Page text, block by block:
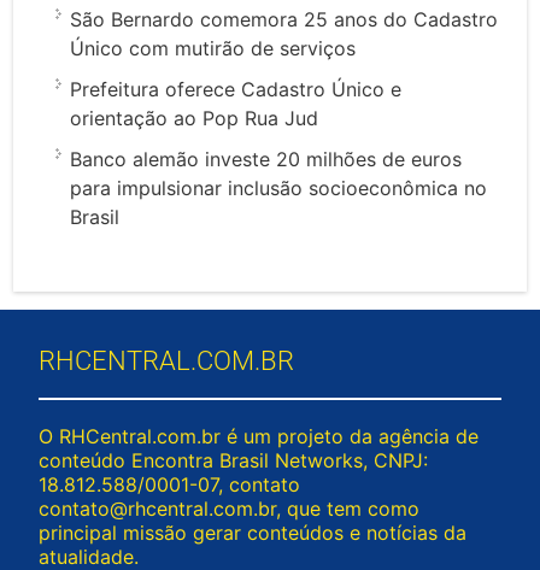
São Bernardo comemora 25 anos do Cadastro
Único com mutirão de serviços
Prefeitura oferece Cadastro Único e
orientação ao Pop Rua Jud
Banco alemão investe 20 milhões de euros
para impulsionar inclusão socioeconômica no
Brasil
RHCENTRAL.COM.BR
O RHCentral.com.br é um projeto da agência de
conteúdo Encontra Brasil Networks, CNPJ:
18.812.588/0001-07, contato
contato@rhcentral.com.br, que tem como
principal missão gerar conteúdos e notícias da
atualidade.